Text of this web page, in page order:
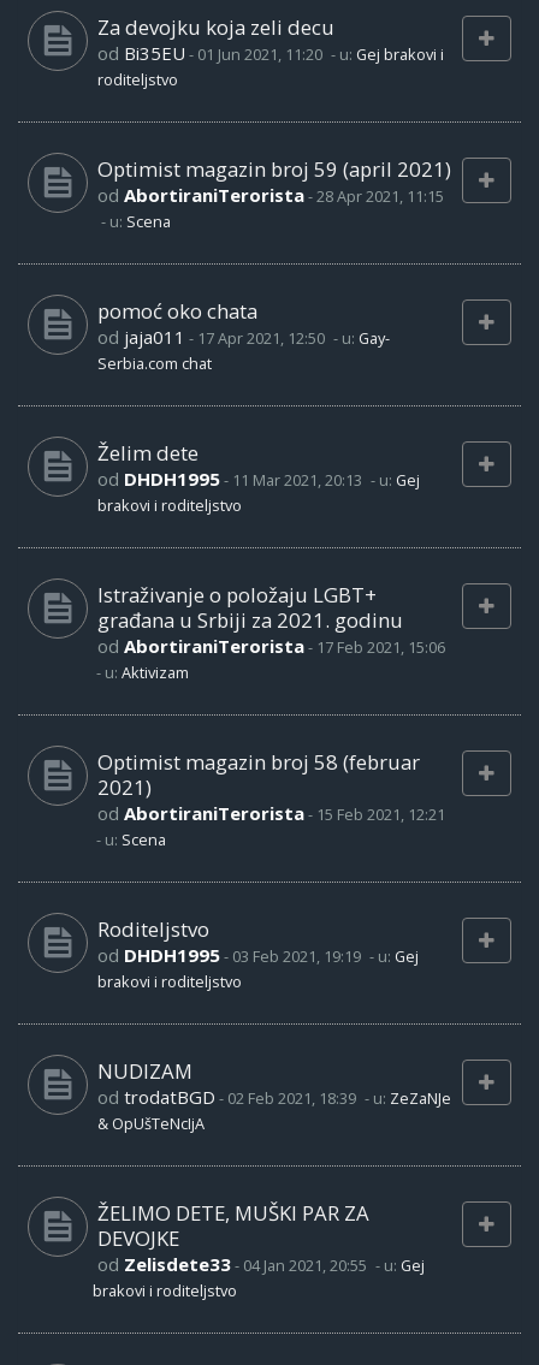
Za devojku koja zeli decu
od Bi35EU - 01 Jun 2021, 11:20 - u: Gej brakovi i
roditeljstvo
Optimist magazin broj 59 (april 2021)
od AbortiraniTerorista-28 Apr 2021, 11:15
- u: Scena
pomoć oko chata
od jaja011 - 17 Apr 2021, 12:50 - u: Gay-
Serbia.com chat
Želim dete
od DHDH1995- 11 Mar 2021, 20:13 - u: Gej
brakovi i roditeljstvo
Istraživanje o položaju LGBT+
građana u Srbiji za 2021. godinu
od AbortiraniTerorista- 17 Feb 2021, 15:06
- u: Aktivizam
Optimist magazin broj 58 (februar
2021)
od AbortiraniTerorista- 15 Feb 2021, 12:21
- u: Scena
Roditeljstvo
od DHDH1995- 03 Feb 2021, 19:19 - u: Gej
brakovi i roditeljstvo
NUDIZAM
od trodatBGD - 02 Feb 2021, 18:39 - u: ZeZaNJe
& OpUšTeNcIjA
ŽELIMO DETE, MUŠKI PAR ZA
DEVOJKE
od Zelisdete33- 04 Jan 2021, 20:55 - u: Gej
brakovi i roditeljstvo